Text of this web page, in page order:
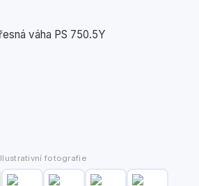
Ilustrativní fotografie